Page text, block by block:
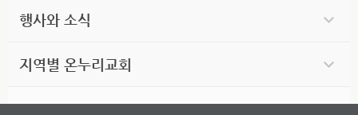
행사와 소식
지역별 온누리교회